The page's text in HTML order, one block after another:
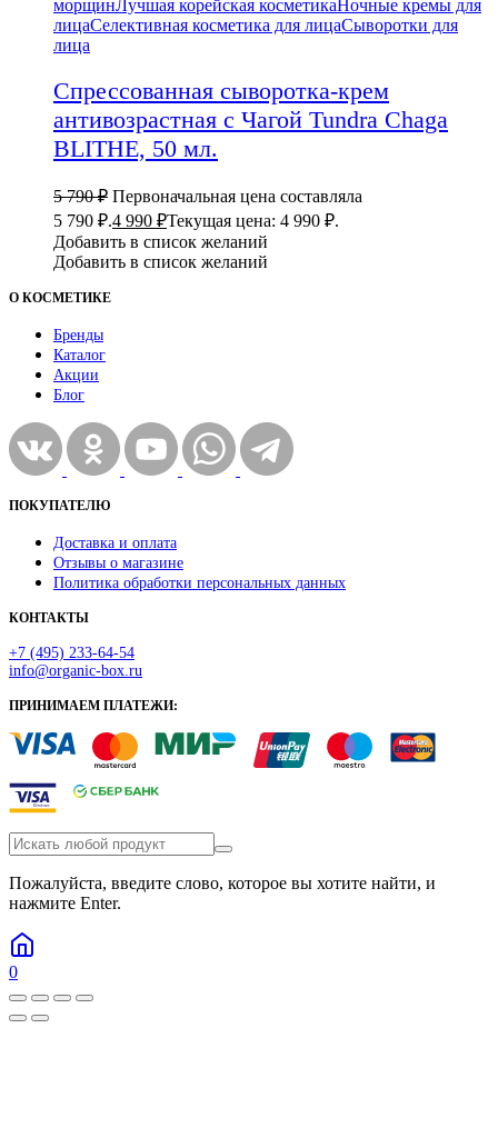
морщинЛучшая корейская косметикаНочные кремы для
лицаСелективная косметика для лицаСыворотки для
лица
Спрессованная сыворотка-крем
антивозрастная с Чагой Tundra Chaga
BLITHE, 50 мл.
5 790₽ Первоначальная цена составляла
5 790 ₽.4 990 ₽Текущая цена: 4 990 ₽.
Добавить в список желаний
Добавить в список желаний
О КОСМЕТИКЕ
Бренды
Каталог
Акции
Блог
ПОКУПАТЕЛЮ
Доставка и оплата
Отзывы о магазине
Политика обработки персональных данных
КОНТАКТЫ
+7 (495) 233-64-54
info@organic-box.ru
ПРИНИМАЕМ ПЛАТЕЖИ:
Пожалуйста, введите слово, которое вы хотите найти, и
нажмите Enter.
0